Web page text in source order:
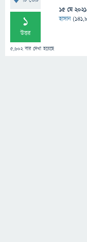
1
উত্তর
5,602বার দেখা হয়েছে
15 মে 2021
হাসান (